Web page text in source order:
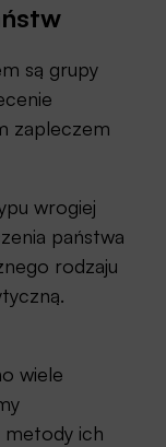
są grupy
zapleczem
wrogiej
państwa
rodzaju
wiele
metody ich